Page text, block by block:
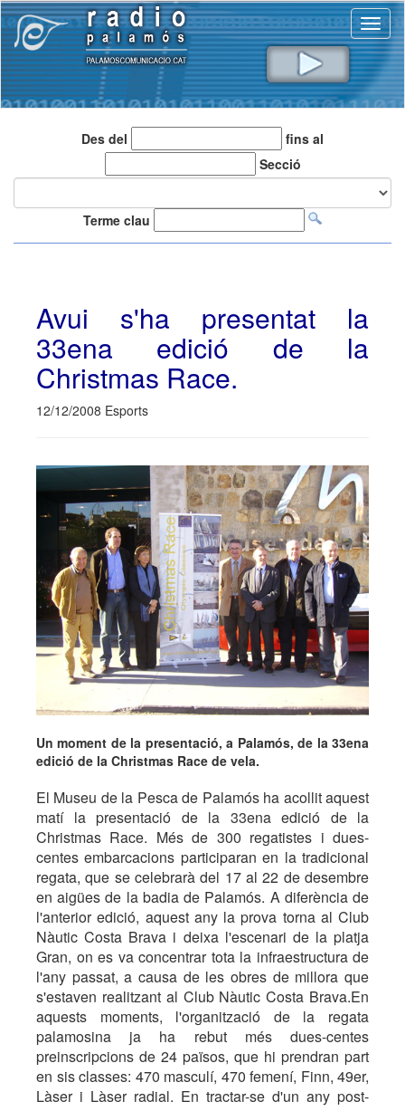
Des del
fins al
Secció
Terme clau
Avui s'ha presentat la
33ena edició de la
Christmas Race.
12/12/2008 Esports
Un moment de la presentació, a Palamós, de la 33ena
edició de la Christmas Race de vela.
El Museu de la Pesca de Palamós ha acollit aquest
matí la presentació de la 33ena edició de la
Christmas Race. Més de 300 regatistes i dues-
centes embarcacions participaran en la tradicional
regata, que se celebrarà del 17 al 22 de desembre
en aigües de la badia de Palamós. A diferència de
l'anterior edició, aquest any la prova torna al Club
Nàutic Costa Brava i deixa l'escenari de la platja
Gran, on es va concentrar tota la infraestructura de
l'any passat, a causa de les obres de millora que
s'estaven realitzant al Club Nàutic Costa Brava.En
aquests moments, l'organització de la regata
palamosina ja ha rebut més dues-centes
preinscripcions de 24 països, que hi prendran part
en sis classes: 470 masculí, 470 femení, Finn, 49er,
Làser i Làser radial. En tractar-se d'un any post-